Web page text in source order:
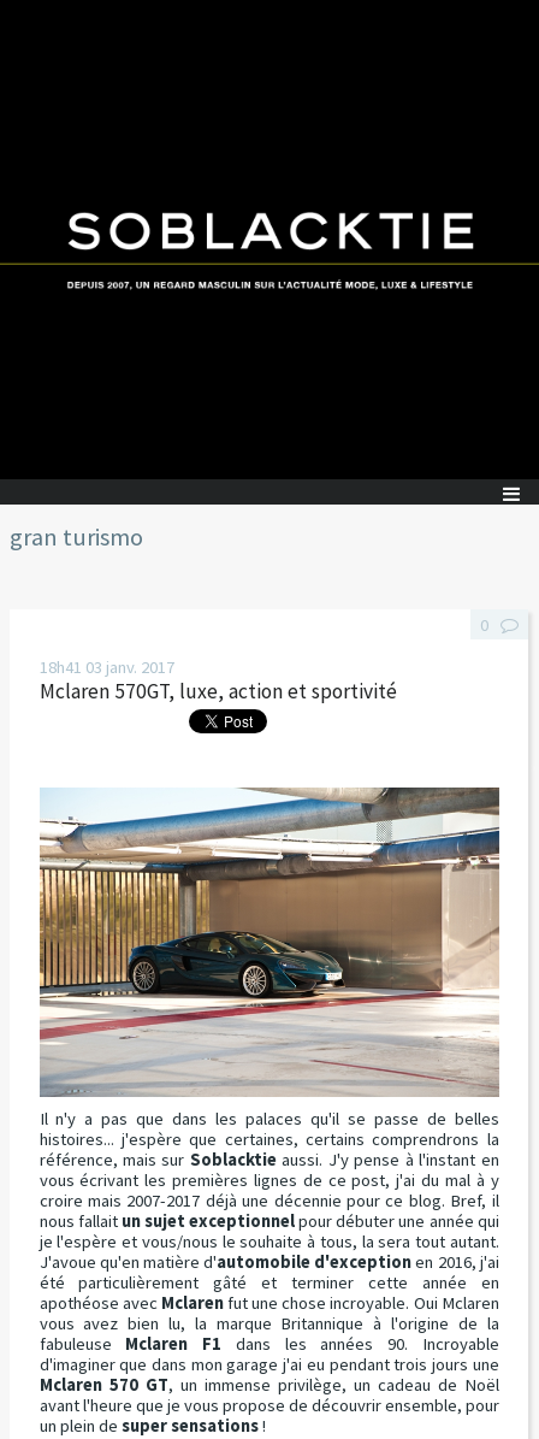
gran turismo
18h41 03 janv. 2017
Mclaren 570GT, luxe, action et sportivité
Il n'y a pas que dans les palaces qu'il se passe de belles
histoires... j'espère que certaines, certains comprendrons la
référence, mais sur Soblacktieaussi. J'y pense à l'instant en
vous écrivant les premières lignes de ce post, j'ai du mal à y
croire mais 2007-2017 déjà une décennie pour ce blog. Bref, il
nous fallait un sujet exceptionnelpour débuter une année qui
je l'espère et vous/nous le souhaite à tous, la sera tout autant.
J'avoue qu'en matière d'automobile d'exceptionen 2016, j'ai
été particulièrement gâté et terminer cette année en
apothéose avec Mclarenfut une chose incroyable. Oui Mclaren
vous avez bien lu, la marque Britannique à l'origine de la
fabuleuse Mclaren F1 dans les années 90. Incroyable
d'imaginer que dans mon garage j'ai eu pendant trois jours une
Mclaren 570 GT, un immense privilège, un cadeau de Noël
avant l'heure que je vous propose de découvrir ensemble, pour
un plein de super sensations!
0